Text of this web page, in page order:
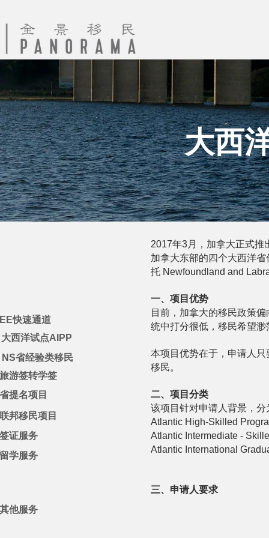
大西
游签转学签
签证服务
留学服务
西洋试点AIPP
快速通道
省经验类移民
联邦移民项目
省提名项目
2017年3月，加拿大正式推
加拿大东部的四个大西洋
托 Newfoundland and
一、项目优势
目前，加拿大的移民政策
统中打分很低，移民希望渺
本项目优势在于，申请人
移民。
二、项目分类
该项目针对申请人背景，分
Atlantic High-Skilled
Atlantic Intermediate -
Atlantic International
三、申请人要求
其他服务